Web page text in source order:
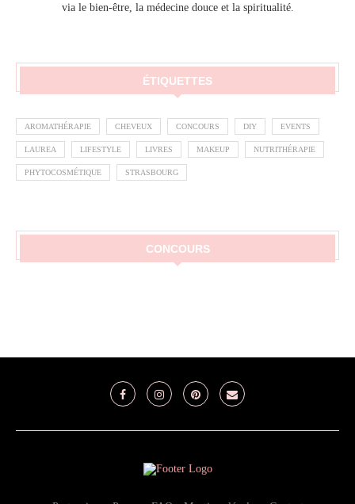
via le bien-être, la médecine douce et la spiritualité.
ÉTIQUETTES
AROMATHÉRAPIE CHEVEUX CONCOURS DIY EVENTS
LAUREA LIFESTYLE LIVRES MAKEUP NUTRITHÉRAPIE
PHYTOCOSMÉTIQUE STRASBOURG
CONCOURS